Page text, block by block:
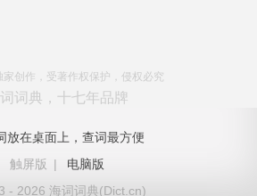
家创作，受著作权保护，侵权必究
词典，十七年品牌
放在桌面上，查词最方便
触屏版
|
电脑版
- 2026 海词词典(Dict.cn)